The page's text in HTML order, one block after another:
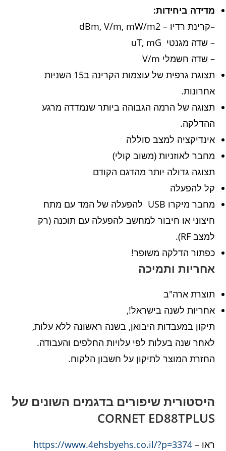
מדידה ביחידות:
–קרינת רדיו – dBm, V/m, mW/m2
– שדה מגנטי uT, mG
– שדה חשמלי V/m
תצוגת גרפית של עוצמות הקרינה ב15 השניות
אחרונות.
תצוגה של הרמה הגבוהה ביותר שנמדדה מרגע
ההדלקה.
אינדיקציה למצב סוללה
מחבר לאוזניות (משוב קולי)
תצוגה גדולה יותר מהדגם הקודם
קל להפעלה
מחבר מיקרו USB להפעלה של המד עם מתח
חיצוני או חיבור למחשב להפעלה עם תוכנה (רק
למצב RF).
כפתור הדלקה משופר!
אחריות ותמיכה
תוצרת ארה"ב
אחריות לשנה בישראל!,
תיקון במעבדות היבואן, בשנה ראשונה ללא עלות,
לאחר שנה בעלות לפי עלויות החלפים והעבודה.
החזרת המוצר לתיקון על חשבון הלקוח.
היסטורית שיפורים בדגמים השונים של
CORNET ED88TPLUS
ראו –https://www.4ehsbyehs.co.il/?p=3374